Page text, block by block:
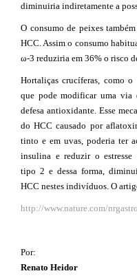
diminuiria indiretamente a
O consumo de peixes
HCC. Assim o consumo
ω-3 reduziria em 36% o risco
Hortaliças crucíferas, como
que pode modificar uma via
defesa antioxidante. Esse
do HCC causado por
tinto e em uvas, poderia ter
insulina e reduzir o
tipo 2 e dessa forma,
HCC nestes indivíduos. O
http://www.nature.com/
Por:
Renato Heidor